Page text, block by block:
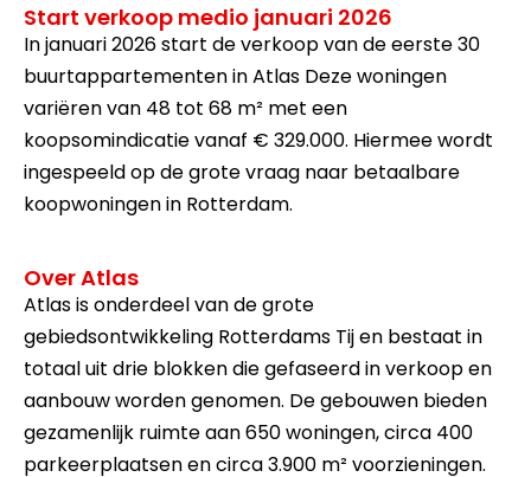
Start verkoop medio januari 2026
In januari 2026 start de verkoop van de eerste 30
buurtappartementen in Atlas Deze woningen
variëren van 48 tot 68 m² met een
koopsomindicatie vanaf € 329.000. Hiermee wordt
ingespeeld op de grote vraag naar betaalbare
koopwoningen in Rotterdam.
Over Atlas
Atlas is onderdeel van de grote
gebiedsontwikkeling Rotterdams Tij en bestaat in
totaal uit drie blokken die gefaseerd in verkoop en
aanbouw worden genomen. De gebouwen bieden
gezamenlijk ruimte aan 650 woningen, circa 400
parkeerplaatsen en circa 3.900 m² voorzieningen.